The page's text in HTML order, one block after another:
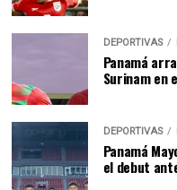
DEPORTIVAS
Panamá
Surinam en
DEPORTIVAS
Panamá
el debut